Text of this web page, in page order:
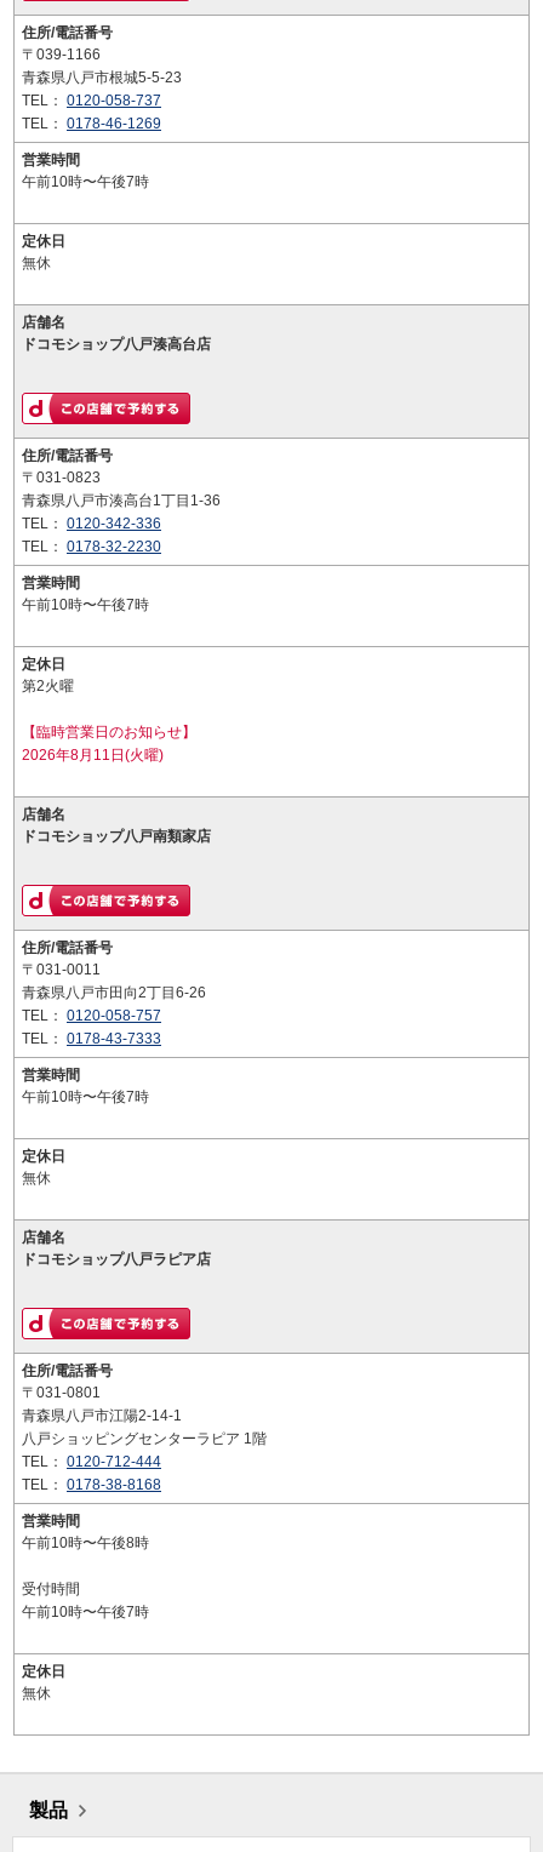
住所/電話番号
〒039-1166
青森県八戸市根城5-5-23
TEL： 0120-058-737
TEL： 0178-46-1269
営業時間
午前10時〜午後7時
定休日
無休
店舗名
ドコモショップ八戸湊高台店
住所/電話番号
〒031-0823
青森県八戸市湊高台1丁目1-36
TEL： 0120-342-336
TEL： 0178-32-2230
営業時間
午前10時〜午後7時
定休日
第2火曜
【臨時営業日のお知らせ】
2026年8月11日(火曜)
店舗名
ドコモショップ八戸南類家店
住所/電話番号
〒031-0011
青森県八戸市田向2丁目6-26
TEL： 0120-058-757
TEL： 0178-43-7333
営業時間
午前10時〜午後7時
定休日
無休
店舗名
ドコモショップ八戸ラピア店
住所/電話番号
〒031-0801
青森県八戸市江陽2-14-1
八戸ショッピングセンターラピア 1階
TEL： 0120-712-444
TEL： 0178-38-8168
営業時間
午前10時〜午後8時
受付時間
午前10時〜午後7時
定休日
無休
製品